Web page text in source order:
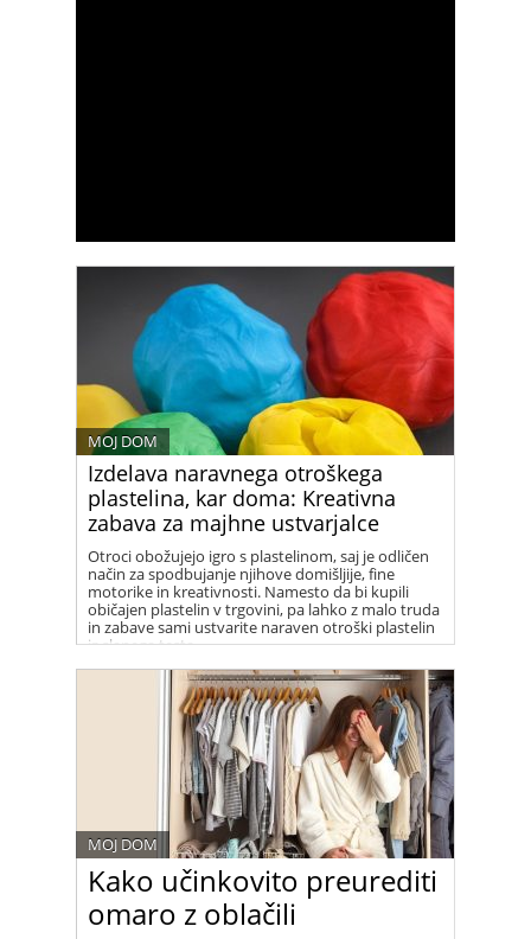
Izdelava naravnega otroškega
plastelina, kar doma: Kreativna
zabava za majhne ustvarjalce
MOJ DOM
Otroci obožujejo igro s plastelinom, saj je odličen
način za spodbujanje njihove domišljije, fine
motorike in kreativnosti. Namesto da bi kupili
običajen plastelin v trgovini, pa lahko z malo truda
in zabave sami ustvarite naraven otroški plastelin
iz slanega testa.
Kako učinkovito preurediti
omaro z oblačili
MOJ DOM